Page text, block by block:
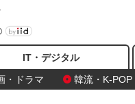
IT・デジタル
・ドラマ
韓流・K-POP